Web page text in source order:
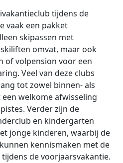
tijdens de
vaak een pakket
skipassen met
omvat, maar ook
of volpension voor een
Veel van deze clubs
tot zowel binnen- als
welkome afwisseling
Verder zijn de
en kindergarten
jonge kinderen, waarbij de
kennismaken met de
de voorjaarsvakantie.